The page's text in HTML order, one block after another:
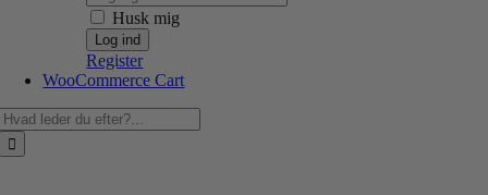
Husk mig
Register
WooCommerce Cart